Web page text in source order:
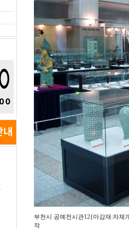
부천시 공예전시관12{마감재:자체
작